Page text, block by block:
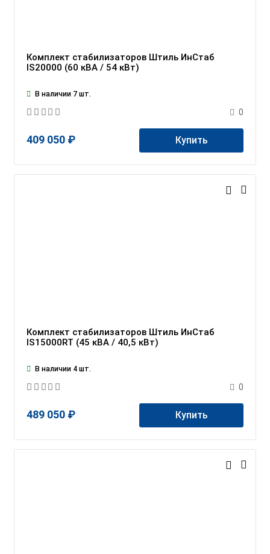
Комплект стабилизаторов Штиль ИнСтаб
IS20000 (60 кВА / 54 кВт)
В наличии 7 шт.
0
409 050 ₽ Купить
Комплект стабилизаторов Штиль ИнСтаб
IS15000RT (45 кВА / 40,5 кВт)
В наличии 4 шт.
0
489 050 ₽ Купить